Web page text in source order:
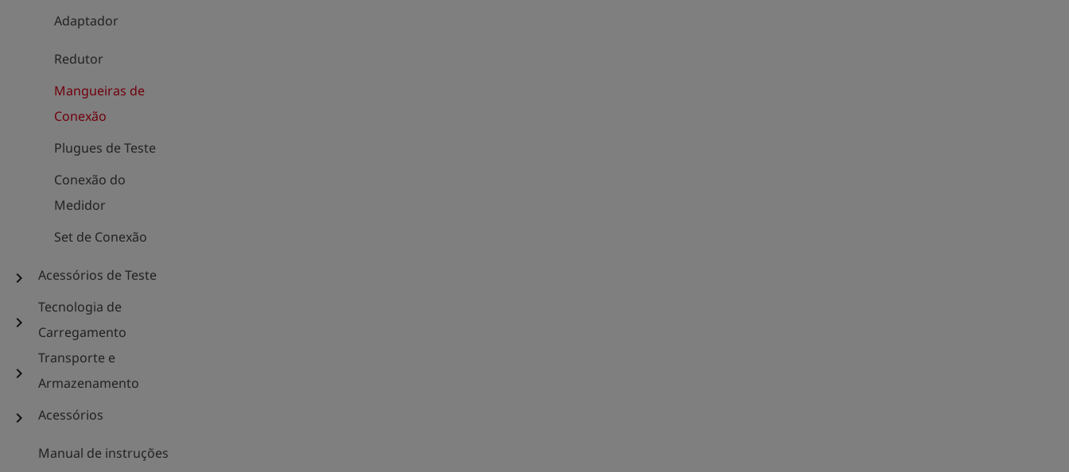
Adaptador
Redutor
Mangueiras de
Conexão
Plugues de Teste
Conexão do
Medidor
Set de Conexão
chevron_right Acessórios de Teste
chevron_right
Tecnologia de
Carregamento
chevron_right
Transporte e
Armazenamento
chevron_right Acessórios
Manual de instruções